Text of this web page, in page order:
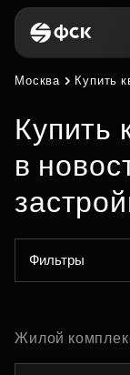
Москва Купить
Купить
в
Фильтры
Жилой